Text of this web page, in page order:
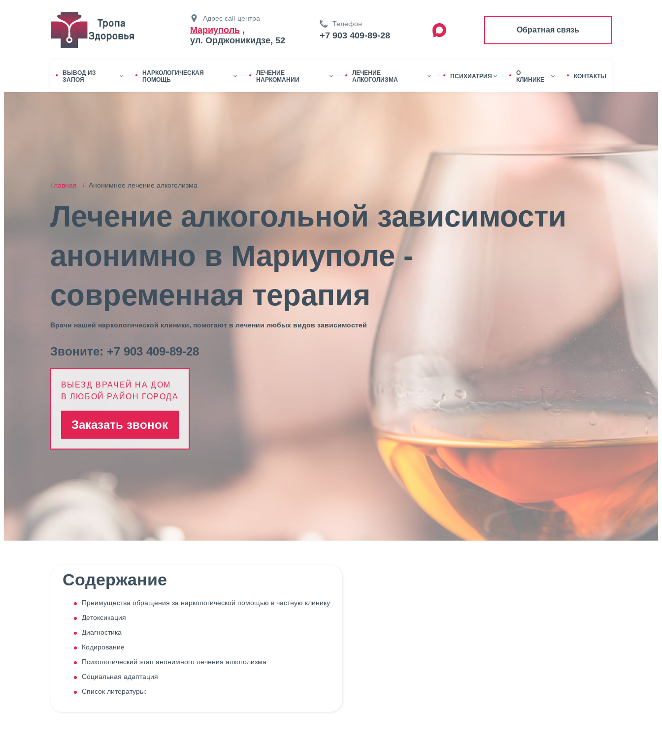
Адрес call-центра
Мариуполь,
ул. Орджоникидзе, 52
Телефон
+7 903 409-89-28
Обратная связь
ВЫВОД ИЗ
ЗАПОЯ
НАРКОЛОГИЧЕСКАЯ
ПОМОЩЬ
ЛЕЧЕНИЕ
НАРКОМАНИИ
ЛЕЧЕНИЕ
АЛКОГОЛИЗМА
ПСИХИАТРИЯ
О
КЛИНИКЕ
КОНТАКТЫ
Главная / Анонимное лечение алкоголизма
Лечение алкогольной зависимости
анонимно в Мариуполе -
современная терапия
Врачи нашей наркологической клиники, помогают в лечении любых видов зависимостей
Звоните: +7 903 409-89-28
ВЫЕЗД ВРАЧЕЙ НА ДОМ
В ЛЮБОЙ РАЙОН ГОРОДА
Заказать звонок
Содержание
Преимущества обращения за наркологической помощью в частную клинику
Детоксикация
Диагностика
Кодирование
Психологический этап анонимного лечения алкоголизма
Социальная адаптация
Список литературы: